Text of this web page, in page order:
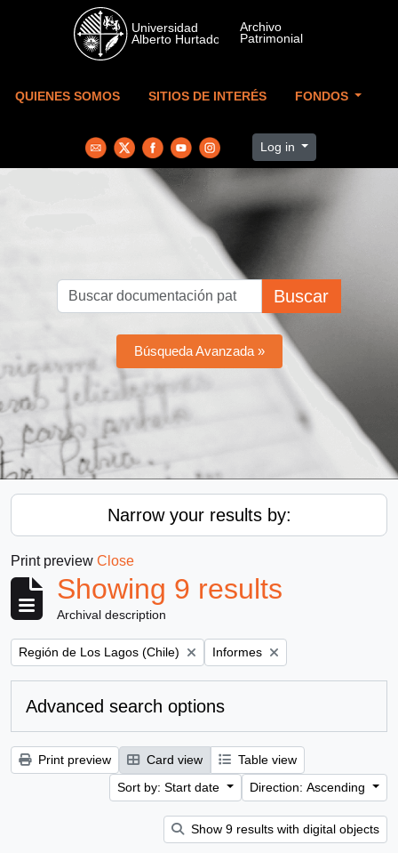
Skip to main content
QUIENES SOMOS SITIOS DE INTERÉS FONDOS
Log in
Buscar
Búsqueda Avanzada »
Narrow your results by:
Print preview Close
Showing 9 results
Archival description
Remove filter:
Región de Los Lagos (Chile) Remove filter:
Informes
Advanced search options
Print preview Card view
Table view
Sort by: Start date
Direction: Ascending
Show 9 results with digital objects